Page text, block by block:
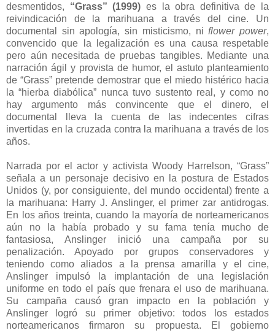
desmentidos, “Grass” (1999) es la obra definitiva de la
reivindicación de la marihuana a través del cine. Un
documental sin apología, sin misticismo, niflower power,
convencido que la legalización es una causa respetable
pero aún necesitada de pruebas tangibles. Mediante una
narración ágil y provista de humor, el astuto planteamiento
de “Grass” pretende demostrar que el miedo histérico hacia
la “hierba diabólica” nunca tuvo sustento real, y como no
hay argumento más convincente que el dinero, el
documental lleva la cuenta de las indecentes cifras
invertidas en la cruzada contra la marihuana a través de los
años.
Narrada por el actor y activista Woody Harrelson, “Grass”
señala a un personaje decisivo en la postura de Estados
Unidos (y, por consiguiente, del mundo occidental) frente a
la marihuana: Harry J. Anslinger, el primer zar antidrogas.
En los años treinta, cuando la mayoría de norteamericanos
aún no la había probado y su fama tenía mucho de
fantasiosa, Anslinger inició una campaña por su
penalización. Apoyado por grupos conservadores y
teniendo como aliados a la prensa amarilla y el cine,
Anslinger impulsó la implantación de una legislación
uniforme en todo el país que frenara el uso de marihuana.
Su campaña causó gran impacto en la población y
Anslinger logró su primer objetivo: todos los estados
norteamericanos firmaron su propuesta. El gobierno